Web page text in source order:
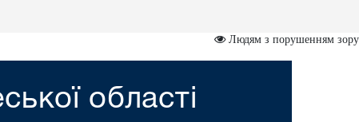
Людям з порушенням зору
області